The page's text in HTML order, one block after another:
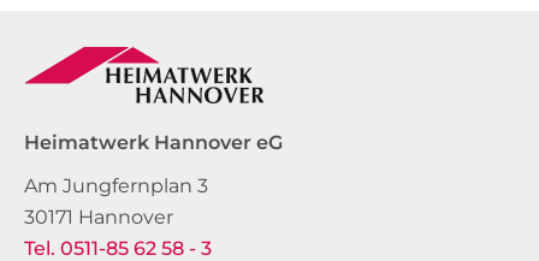
Heimatwerk Hannover eG
Am Jungfernplan 3
30171 Hannover
Tel. 0511-85 62 58 - 3